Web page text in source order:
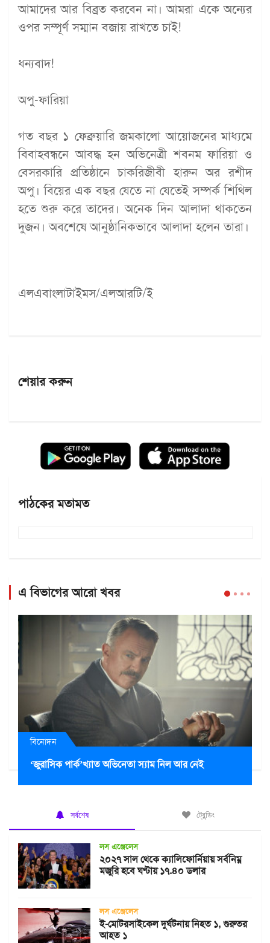
আমাদের আর বিব্রত করবেন না। আমরা একে অন্যের
ওপর সম্পূর্ণ সম্মান বজায় রাখতে চাই!
ধন্যবাদ!
অপু-ফারিয়া
গত বছর ১ ফেব্রুয়ারি জমকালো আয়োজনের মাধ্যমে
বিবাহবন্ধনে আবদ্ধ হন অভিনেত্রী শবনম ফারিয়া ও
বেসরকারি প্রতিষ্ঠানে চাকরিজীবী হারুন অর রশীদ
অপু। বিয়ের এক বছর যেতে না যেতেই সম্পর্ক শিথিল
হতে শুরু করে তাদের। অনেক দিন আলাদা থাকতেন
দুজন। অবশেষে আনুষ্ঠানিকভাবে আলাদা হলেন তারা।
এলএবাংলাটাইমস/এলআরটি/ই
শেয়ার করুন
পাঠকের মতামত
এ বিভাগের আরো খবর
বিনোদন
‘জুরাসিক পার্ক’খ্যাত অভিনেতা স্যাম নিল আর নেই
সর্বশেষ ট্রেন্ডিং
লস এঞ্জেলেস
২০২৭ সাল থেকে ক্যালিফোর্নিয়ায় সর্বনিম্ন
মজুরি হবে ঘণ্টায় ১৭.৪০ ডলার
লস এঞ্জেলেস
ই-মোটরসাইকেল দুর্ঘটনায় নিহত ১, গুরুতর
আহত ১